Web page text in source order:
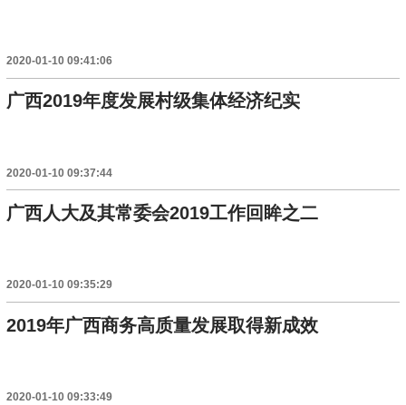
2020-01-10 09:41:06
广西2019年度发展村级集体经济纪实
2020-01-10 09:37:44
广西人大及其常委会2019工作回眸之二
2020-01-10 09:35:29
2019年广西商务高质量发展取得新成效
2020-01-10 09:33:49